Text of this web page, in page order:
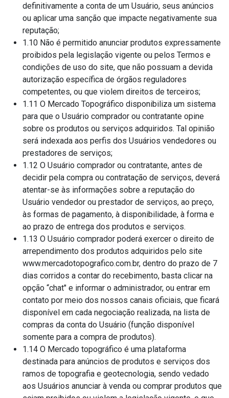
definitivamente a conta de um Usuário, seus anúncios
ou aplicar uma sanção que impacte negativamente sua
reputação;
1.10 Não é permitido anunciar produtos expressamente
proibidos pela legislação vigente ou pelos Termos e
condições de uso do site, que não possuam a devida
autorização específica de órgãos reguladores
competentes, ou que violem direitos de terceiros;
1.11 O Mercado Topográfico disponibiliza um sistema
para que o Usuário comprador ou contratante opine
sobre os produtos ou serviços adquiridos. Tal opinião
será indexada aos perfis dos Usuários vendedores ou
prestadores de serviços;
1.12 O Usuário comprador ou contratante, antes de
decidir pela compra ou contratação de serviços, deverá
atentar-se às informações sobre a reputação do
Usuário vendedor ou prestador de serviços, ao preço,
às formas de pagamento, à disponibilidade, à forma e
ao prazo de entrega dos produtos e serviços.
1.13 O Usuário comprador poderá exercer o direito de
arrependimento dos produtos adquiridos pelo site
www.mercadotopografico.com.br, dentro do prazo de 7
dias corridos a contar do recebimento, basta clicar na
opção “chat" e informar o administrador, ou entrar em
contato por meio dos nossos canais oficiais, que ficará
disponível em cada negociação realizada, na lista de
compras da conta do Usuário (função disponível
somente para a compra de produtos).
1.14 O Mercado topográfico é uma plataforma
destinada para anúncios de produtos e serviços dos
ramos de topografia e geotecnologia, sendo vedado
aos Usuários anunciar à venda ou comprar produtos que